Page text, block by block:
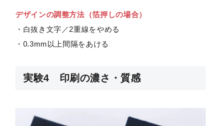
デザインの調整方法（箔押しの場合）
・白抜き文字／2重線をやめる
・0.3mm以上間隔をあける
実験4 印刷の濃さ・質感